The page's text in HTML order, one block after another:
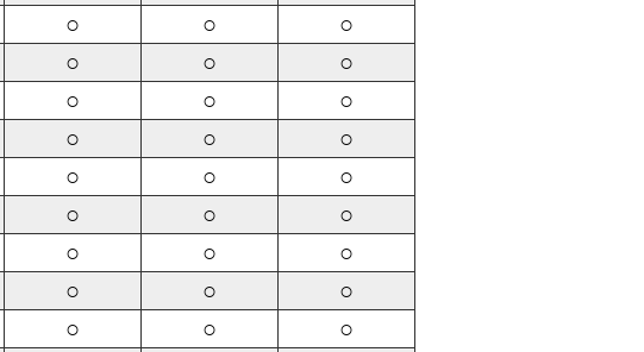
○ ○ ○
○ ○ ○
○ ○ ○
○ ○ ○
○ ○ ○
○ ○ ○
○ ○ ○
○ ○ ○
○ ○ ○